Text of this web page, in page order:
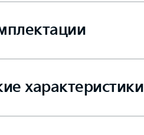
характеристики